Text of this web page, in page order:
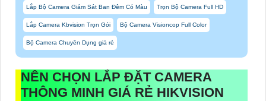
Lắp Bộ Camera Giám Sát Ban Đêm Có Màu Trọn Bộ Camera Full HD
Lắp Camera Kbvision Trọn Gói Bộ Camera Visioncop Full Color
Bộ Camera Chuyên Dụng giá rẻ
NÊN CHỌN LẮP ĐẶT CAMERA
THÔNG MINH GIÁ RẺ HIKVISION